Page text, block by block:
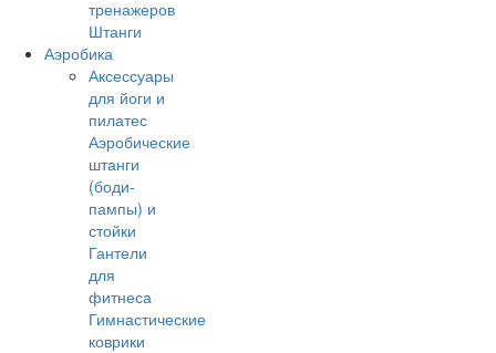
тренажеров
Штанги
Аэробика
Аксессуары
для йоги и
пилатес
Аэробические
штанги
(боди-
пампы) и
стойки
Гантели
для
фитнеса
Гимнастические
коврики